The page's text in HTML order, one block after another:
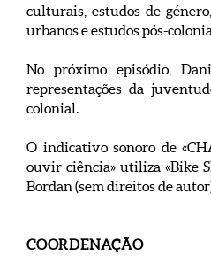
culturais, estudos de
urbanos e estudos pós-
No próximo episódio,
representações da
colonial.
O indicativo sonoro de
ouvir ciência» utiliza «Bike
Bordan (sem direitos de
COORDENAÇÃO